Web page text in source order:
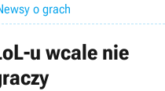
o grach
u wcale nie